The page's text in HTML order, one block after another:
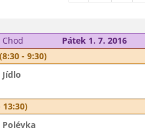
Chod
Pátek 1. 7. 2016
- 9:30)
Jídlo
13:30)
Polévka